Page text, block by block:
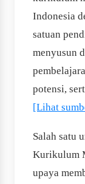
Indonesia
satuan
menyusun
potensi,
[Lihat
Salah satu
Kurikulum
upaya